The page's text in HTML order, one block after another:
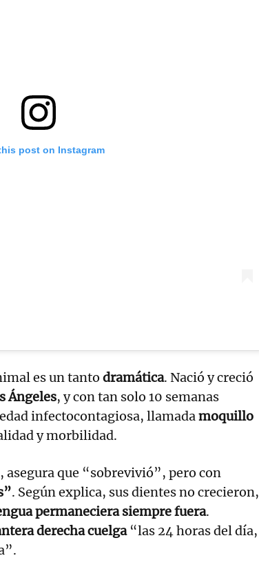
post on Instagram
es un tanto dramática. Nació y creció
Ángeles, y con tan solo 10 semanas
infectocontagiosa, llamadamoquillo
y morbilidad.
asegura que “sobrevivió”, pero con
. Según explica, sus dientes no crecieron,
permaneciera siempre fuera.
derecha cuelga“las 24 horas del día,